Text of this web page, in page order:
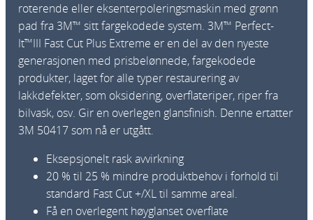
roterende eller eksenterpoleringsmaskin med grønn
pad fra 3M™ sitt fargekodede system. 3M™ Perfect-
It™III Fast Cut Plus Extreme er en del av den nyeste
generasjonen med prisbelønnede, fargekodede
produkter, laget for alle typer restaurering av
lakkdefekter, som oksidering, overflateriper, riper fra
bilvask, osv. Gir en overlegen glansfinish. Denne ertatter
3M 50417 som nå er utgått.
Eksepsjonelt rask avvirkning
20 % til 25 % mindre produktbehov i forhold til
standard Fast Cut +/XL til samme areal.
Få en overlegent høyglanset overflate